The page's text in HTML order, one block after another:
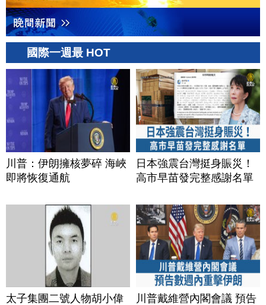
國際一週最 HOT
川普：伊朗擁核夢碎 海峽
即將恢復通航
日本強震台灣挺身賑災！
高市早苗發完整感謝名單
太子集團二號人物胡小偉
川普戴維營內閣會議 預告